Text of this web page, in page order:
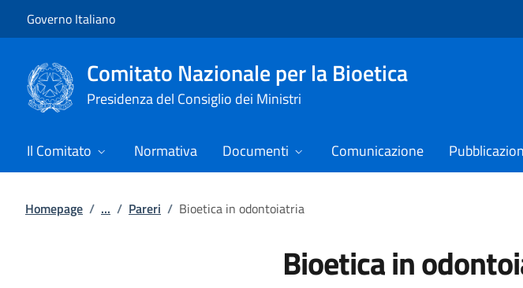
Governo Italiano
Comitato Nazionale per la Bioetica
Presidenza del Consiglio dei Ministri
Il Comitato Normativa Documenti Comunicazione
Homepage / ... / Pareri / Bioetica in odontoiatria
Bioetica in